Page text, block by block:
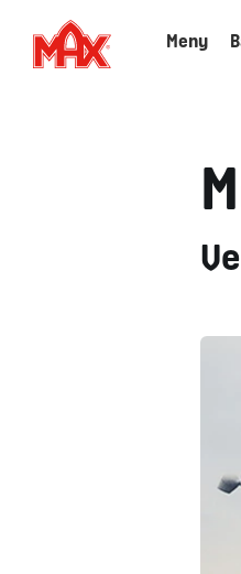
Meny